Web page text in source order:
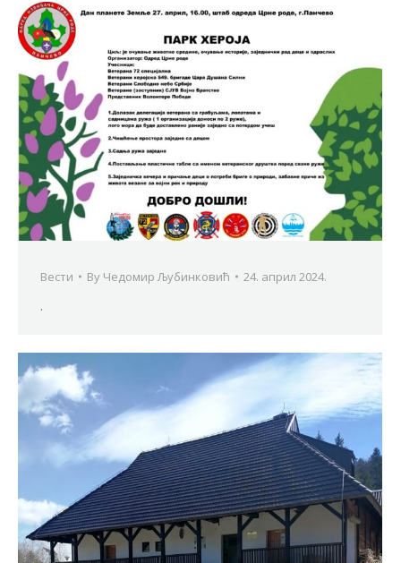
Вести By Чедомир Љубинковић 24. април 2024.
.